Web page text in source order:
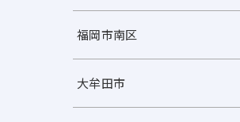
福岡市南区
大牟田市